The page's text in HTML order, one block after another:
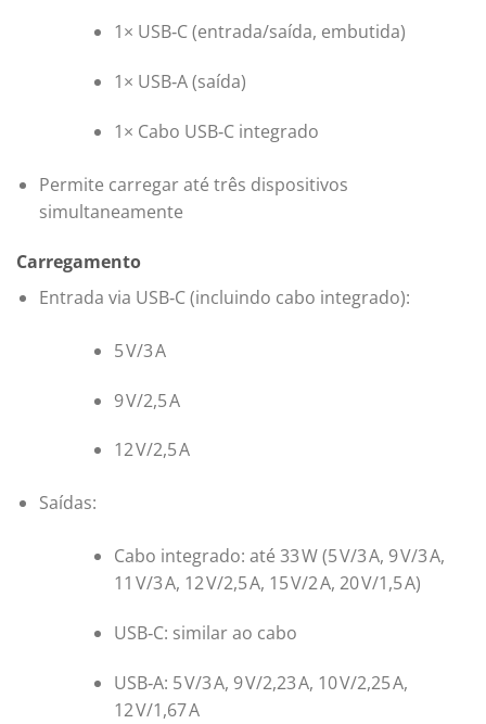
1× USB‑C (entrada/saída, embutida)
1× USB‑A (saída)
1× Cabo USB‑C integrado
Permite carregar até três dispositivos
simultaneamente
Carregamento
Entrada via USB‑C (incluindo cabo integrado):
5 V/3 A
9 V/2,5 A
12 V/2,5 A
Saídas:
Cabo integrado: até 33 W (5 V/3 A, 9 V/3 A,
11 V/3 A, 12 V/2,5 A, 15 V/2 A, 20 V/1,5 A)
USB‑C: similar ao cabo
USB‑A: 5 V/3 A, 9 V/2,23 A, 10 V/2,25 A,
12 V/1,67 A